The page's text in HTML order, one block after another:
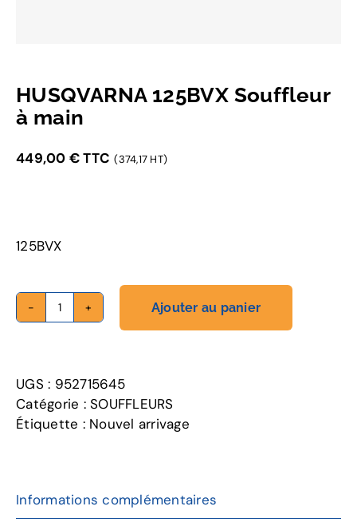
HUSQVARNA 125BVX Souffleur
à main
449,00 €TTC (374,17 HT)
125BVX
quantité
125BVX
Souffleur
à
main
Ajouter au panier
UGS : 952715645
Catégorie :SOUFFLEURS
Étiquette : Nouvel arrivage
Informations complémentaires